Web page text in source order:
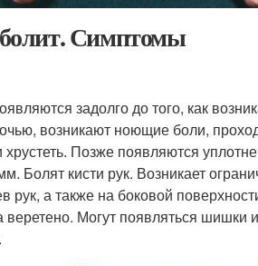
Симптомы
задолго до того, как
возникают ноющие боли,
Позже появляются
Болят кисти рук. Возникает
рук, а также на боковой
Могут появляться шишки